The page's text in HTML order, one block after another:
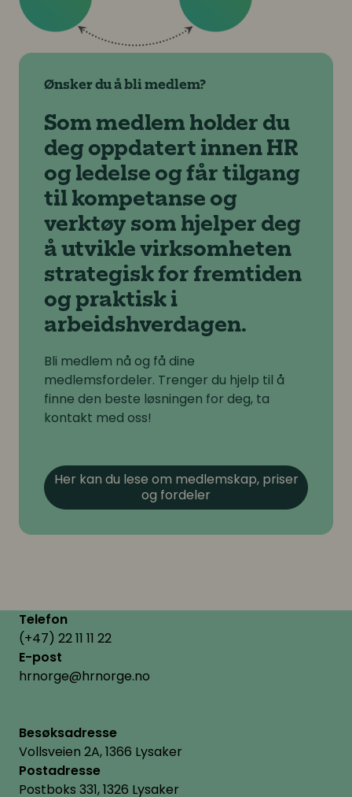
Ønsker du å bli medlem?
Som medlem holder du
deg oppdatert innen HR
og ledelse og får tilgang
til kompetanse og
verktøy som hjelper deg
å utvikle virksomheten
strategisk for fremtiden
og praktisk i
arbeidshverdagen.
Bli medlem nå og få dine
medlemsfordeler. Trenger du hjelp til å
finne den beste løsningen for deg, ta
kontakt med oss!
Her kan du lese om medlemskap, priser
og fordeler
Telefon
(+47) 22 11 11 22
E-post
hrnorge@hrnorge.no
Besøksadresse
Vollsveien 2A, 1366 Lysaker
Postadresse
Postboks 331, 1326 Lysaker